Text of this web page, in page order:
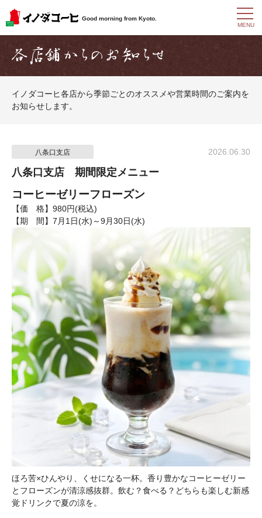
Good morning from Kyoto.
t
o
n
v
i
MENU
イノダコーヒ各店から季節ごとのオススメや営業時間のご案内を
お知らせします。
八条口支店 2026.06.30
八条口支店 期間限定メニュー
コーヒーゼリーフローズン
【価 格】980円(税込)
【期 間】7月1日(水)～9月30日(水)
ほろ苦×ひんやり、くせになる一杯。香り豊かなコーヒーゼリー
とフローズンが清涼感抜群。飲む？食べる？どちらも楽しむ新感
覚ドリンクで夏の涼を。